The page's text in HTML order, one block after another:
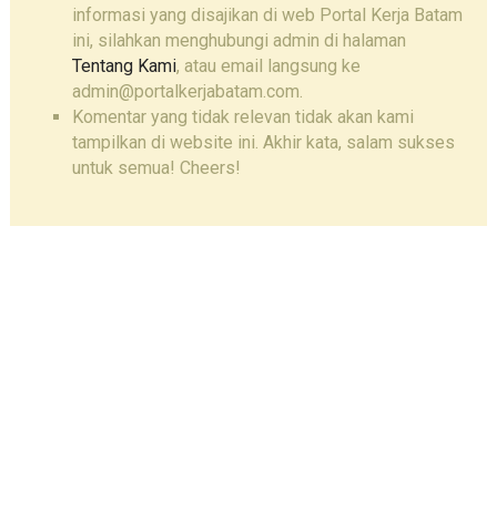
informasi yang disajikan di web Portal Kerja Batam
ini, silahkan menghubungi admin di halaman
Tentang Kami, atau email langsung ke
admin@portalkerjabatam.com.
Komentar yang tidak relevan tidak akan kami
tampilkan di website ini. Akhir kata, salam sukses
untuk semua! Cheers!